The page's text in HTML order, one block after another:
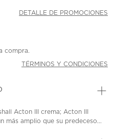
DETALLE DE PROMOCIONES
compra.
TÉRMINOS Y CONDICIONES
Acton III crema; Acton III
más amplio que su predeceso...